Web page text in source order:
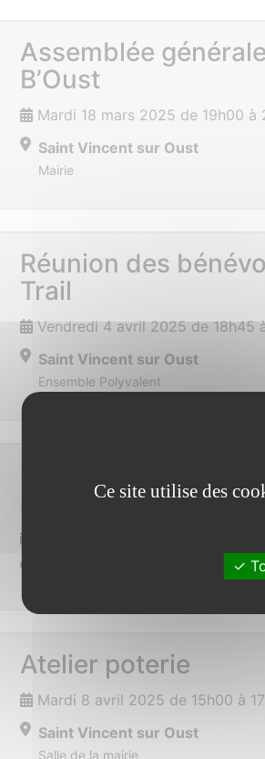
Assemblée
B’Oust
Mardi 18 mars 2025 de 19h00 à
Saint Vincent sur Oust
Mairie
Réunion des
Trail
Vendredi 4 avril 2025 de 18h45
Saint Vincent sur Oust
Ensemble Polyvalent
aux pies
Atelier poterie
Mardi 8 avril 2025 de 15h00 à
Saint Vincent sur Oust
Salle de la mairie
Ce site utilise des